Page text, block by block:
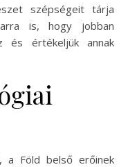
szépségeit tárja
is, hogy jobban
és értékeljük annak
a Föld belső erőinek